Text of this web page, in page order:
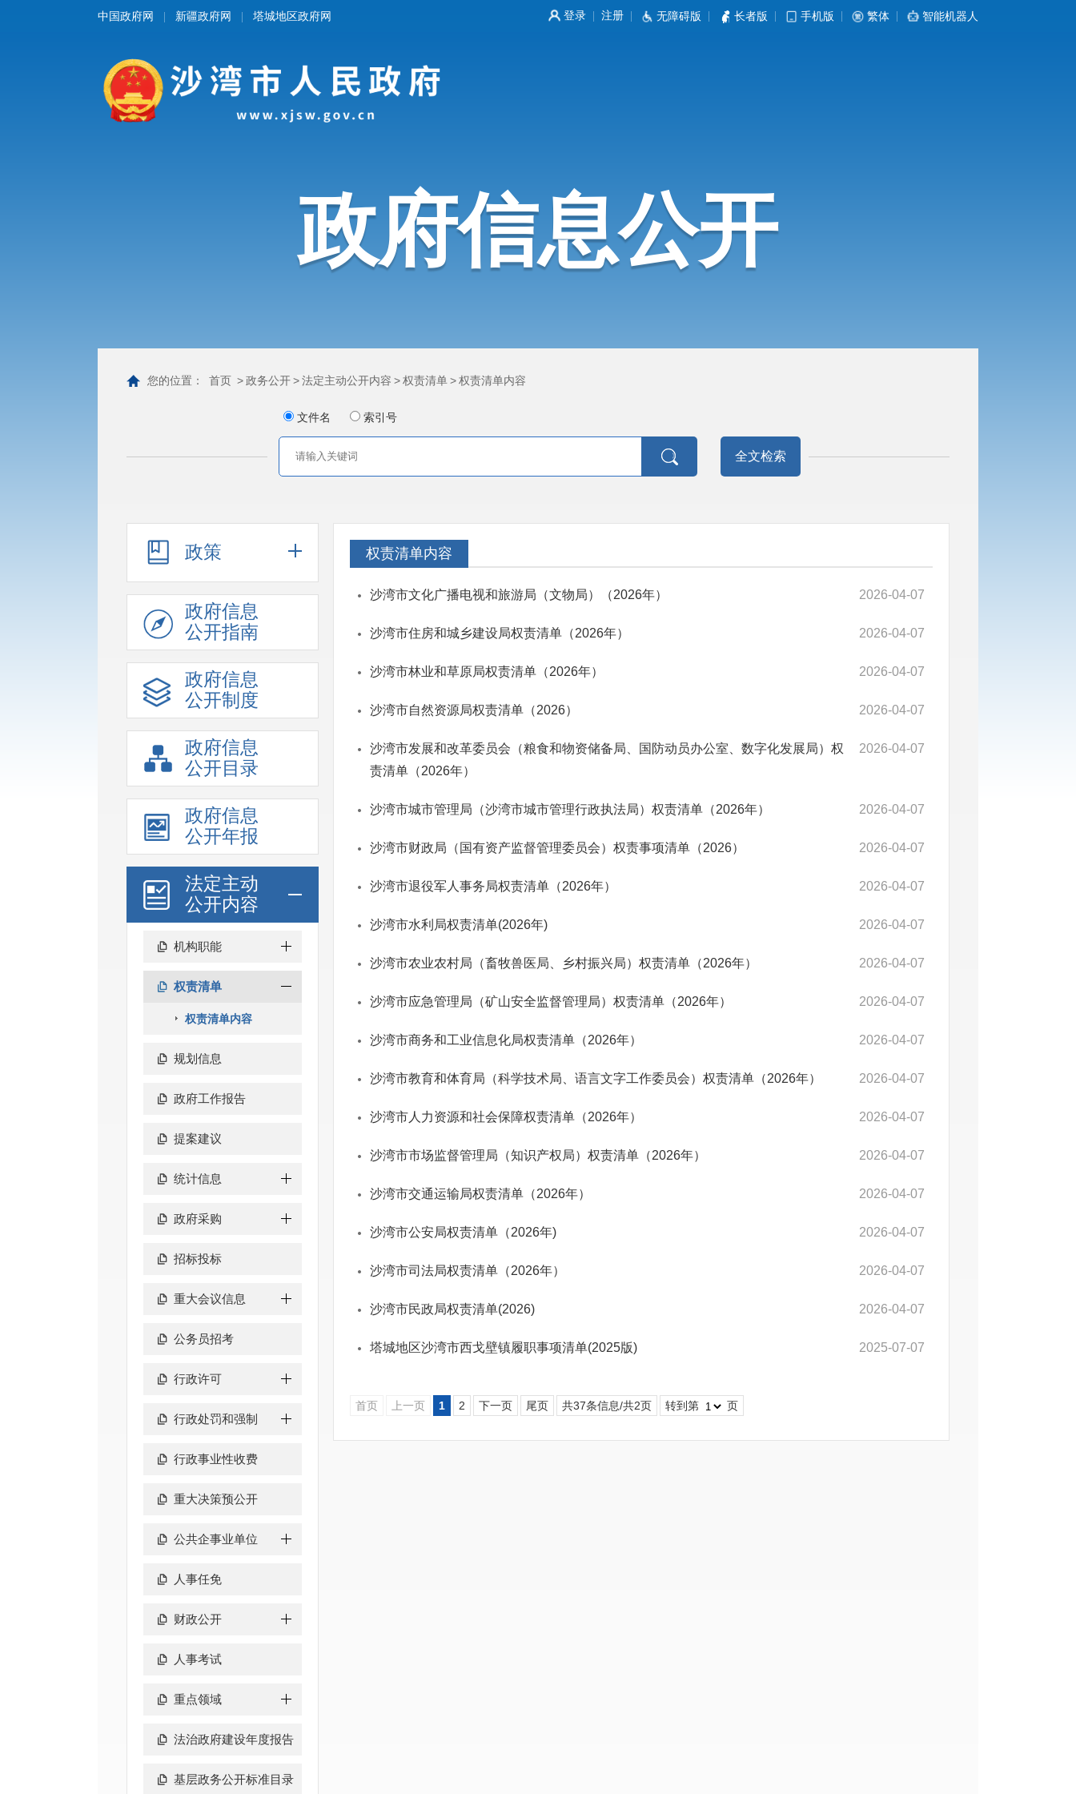
中国政府网 新疆政府网 塔城地区政府网 登录 注册 无障碍版 长者版 手机版 繁体 智能机器人
政府信息公开
您的位置： 首页 >政务公开>法定主动公开内容 >权责清单>权责清单内容
文件名 索引号
全文检索
政策
政府信息
公开指南
政府信息
公开制度
政府信息
公开目录
政府信息
公开年报
法定主动
公开内容
机构职能
权责清单
权责清单内容
规划信息
政府工作报告
提案建议
统计信息
政府采购
招标投标
重大会议信息
公务员招考
行政许可
行政处罚和强制
行政事业性收费
重大决策预公开
公共企事业单位
人事任免
财政公开
人事考试
重点领域
法治政府建设年度报告
基层政务公开标准目录
权责清单内容
2026-04-07
沙湾市文化广播电视和旅游局（文物局）（2026年）
2026-04-07
沙湾市住房和城乡建设局权责清单（2026年）
2026-04-07
沙湾市林业和草原局权责清单（2026年）
2026-04-07
沙湾市自然资源局权责清单（2026）
2026-04-07
沙湾市发展和改革委员会（粮食和物资储备局、国防动员办公室、数字化发展局）权
责清单（2026年）
2026-04-07
沙湾市城市管理局（沙湾市城市管理行政执法局）权责清单（2026年）
2026-04-07
沙湾市财政局（国有资产监督管理委员会）权责事项清单（2026）
2026-04-07
沙湾市退役军人事务局权责清单（2026年）
2026-04-07
沙湾市水利局权责清单(2026年)
2026-04-07
沙湾市农业农村局（畜牧兽医局、乡村振兴局）权责清单（2026年）
2026-04-07
沙湾市应急管理局（矿山安全监督管理局）权责清单（2026年）
2026-04-07
沙湾市商务和工业信息化局权责清单（2026年）
2026-04-07
沙湾市教育和体育局（科学技术局、语言文字工作委员会）权责清单（2026年）
2026-04-07
沙湾市人力资源和社会保障权责清单（2026年）
2026-04-07
沙湾市市场监督管理局（知识产权局）权责清单（2026年）
2026-04-07
沙湾市交通运输局权责清单（2026年）
2026-04-07
沙湾市公安局权责清单（2026年)
2026-04-07
沙湾市司法局权责清单（2026年）
2026-04-07
沙湾市民政局权责清单(2026)
2025-07-07
塔城地区沙湾市西戈壁镇履职事项清单(2025版)
首页 上一页 1 2 下一页 尾页 共37条信息/共2页 转到第 页